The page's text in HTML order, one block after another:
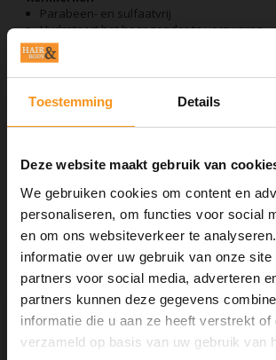
Toestemming Details
Deze website maakt gebruik van
We gebruiken cookies om content en
personaliseren, om functies voor social
en om ons websiteverkeer te
informatie over uw gebruik van onze site
partners voor social media, adverteren
partners kunnen deze gegevens
informatie die u aan ze heeft verstrekt of
verzameld op basis van uw gebruik van
Parabeen- en sulfaatvrij
Hydrateert het haar zonder te verzwaren
Beschermt het haar en de hoofdhuid
Herstelt het haar op cellulair niveau
Volume
Kleur veilig
Aan verlanglijst toevoegen
Neem contact op over dit
Toevoegen aan vergelijking
Afdrukken
GERELATEERDE PRODUCTEN
Instagram